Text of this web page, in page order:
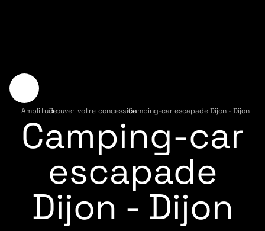
Amplitude
›
Trouver votre concession
›
Camping-car escapade Dijon - Dijon
Camping-car
escapade
Dijon - Dijon